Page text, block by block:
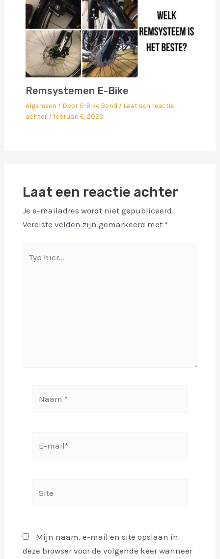
Remsystemen E-Bike
Algemeen / Door E-Bike Bond / Laat een reactie
achter /februari 6, 2020
Laat een reactie achter
Je e-mailadres wordt niet gepubliceerd.
Vereiste velden zijn gemarkeerd met *
hier...
Mijn naam, e-mail en site opslaan in
deze browser voor de volgende keer wanneer